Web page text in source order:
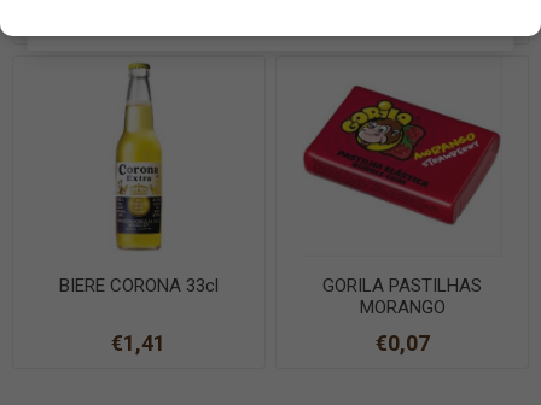
BIERE CORONA 33cl
€1,41
GORILA PASTILHAS
MORANGO
€0,07